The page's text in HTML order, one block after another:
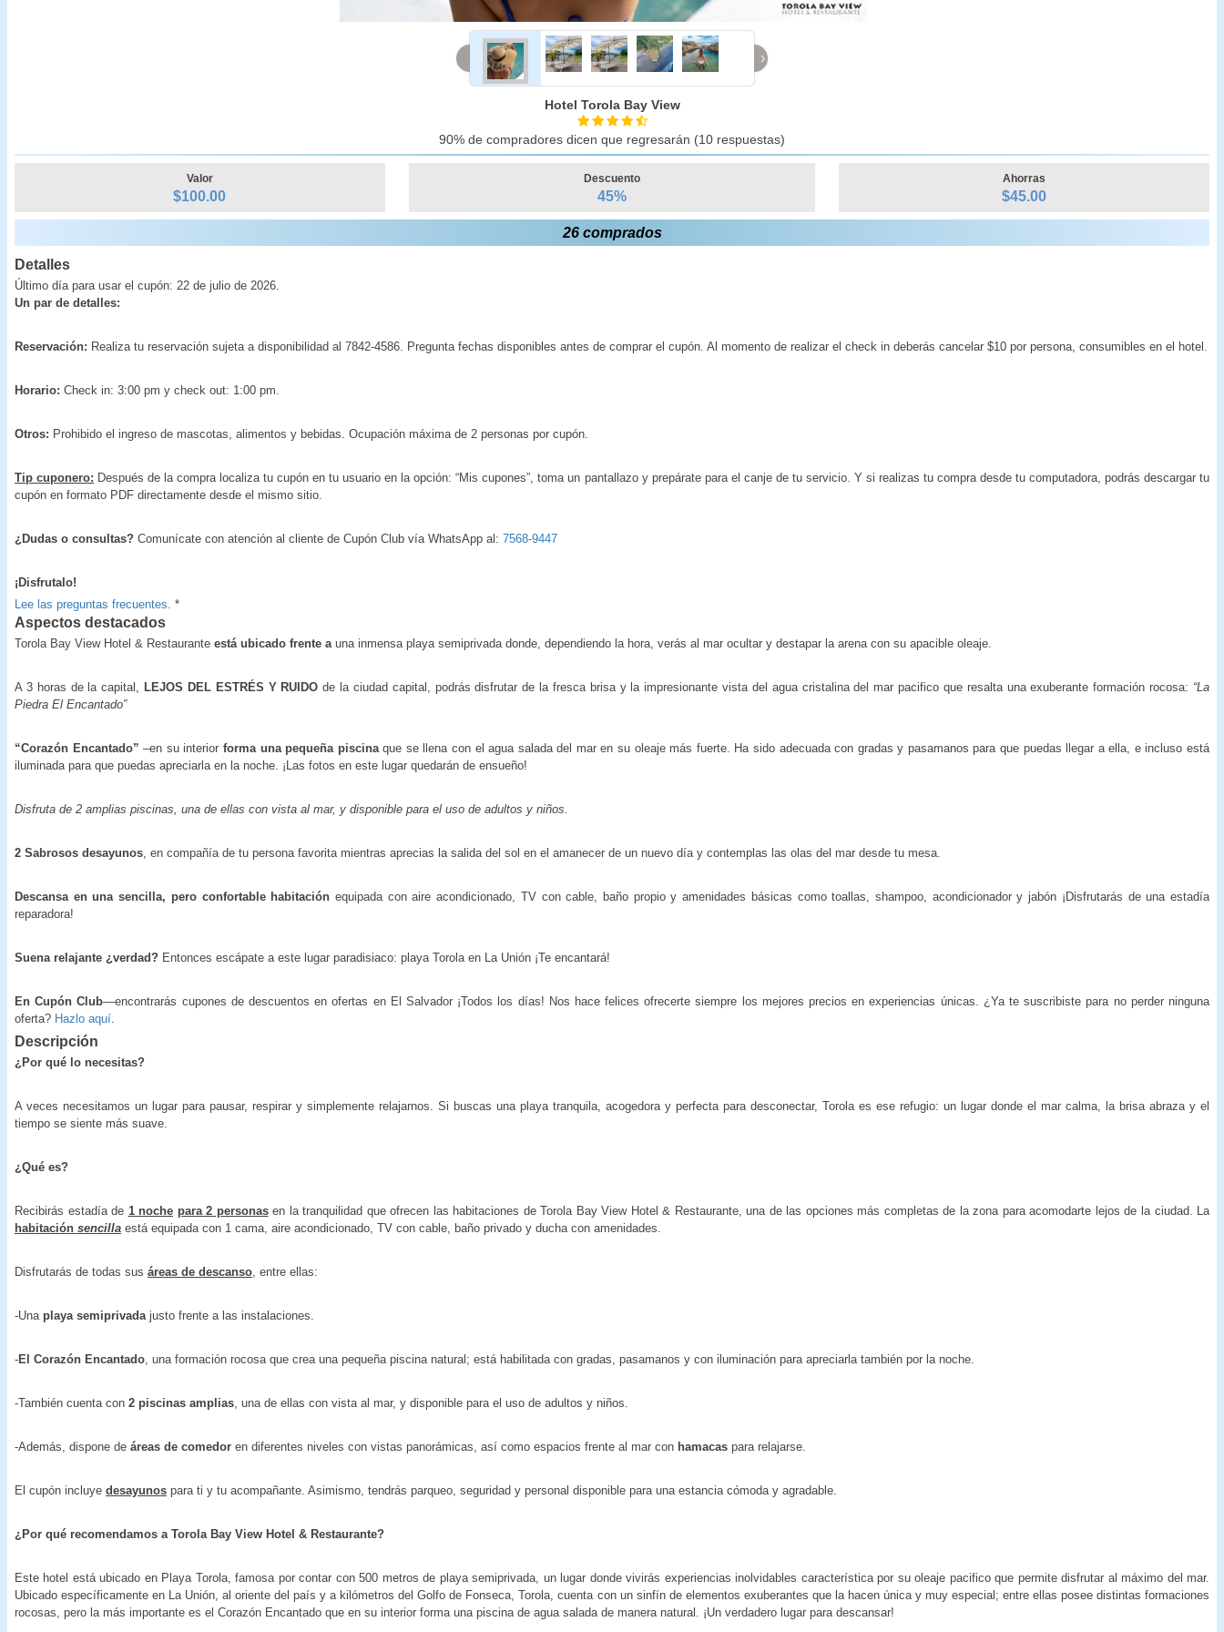
›
Hotel Torola Bay View
90% de compradores dicen que regresarán (10 respuestas)
Valor
$100.00
Descuento
45%
Ahorras
$45.00
26 comprados
Detalles
Último día para usar el cupón: 22 de julio de 2026.
Un par de detalles:
Reservación: Realiza tu reservación sujeta a disponibilidad al 7842-4586. Pregunta fechas disponibles antes de comprar el cupón. Al momento de realizar el check in deberás cancelar $10 por persona, consumibles en el hotel.
Horario: Check in: 3:00 pm y check out: 1:00 pm.
Otros: Prohibido el ingreso de mascotas, alimentos y bebidas. Ocupación máxima de 2 personas por cupón.
Tip cuponero: Después de la compra localiza tu cupón en tu usuario en la opción: “Mis cupones”, toma un pantallazo y prepárate para el canje de tu servicio. Y si realizas tu compra desde tu computadora, podrás descargar tu
cupón en formato PDF directamente desde el mismo sitio.
¿Dudas o consultas? Comunícate con atención al cliente de Cupón Club vía WhatsApp al: 7568-9447
¡Disfrutalo!
Lee las preguntas frecuentes. *
Aspectos destacados
Torola Bay View Hotel & Restaurante está ubicado frente a una inmensa playa semiprivada donde, dependiendo la hora, verás al mar ocultar y destapar la arena con su apacible oleaje.
A 3 horas de la capital, LEJOS DEL ESTRÉS Y RUIDO de la ciudad capital, podrás disfrutar de la fresca brisa y la impresionante vista del agua cristalina del mar pacifico que resalta una exuberante formación rocosa: “La
Piedra El Encantado”
“Corazón Encantado” –en su interior forma una pequeña piscinaque se llena con el agua salada del mar en su oleaje más fuerte. Ha sido adecuada con gradas y pasamanos para que puedas llegar a ella, e incluso está
iluminada para que puedas apreciarla en la noche. ¡Las fotos en este lugar quedarán de ensueño!
Disfruta de 2 amplias piscinas, una de ellas con vista al mar, y disponible para el uso de adultos y niños.
2 Sabrosos desayunos, en compañía de tu persona favorita mientras aprecias la salida del sol en el amanecer de un nuevo día y contemplas las olas del mar desde tu mesa.
Descansa en una sencilla, pero confortable habitación equipada con aire acondicionado, TV con cable, baño propio y amenidades básicas como toallas, shampoo, acondicionador y jabón ¡Disfrutarás de una estadía
reparadora!
Suena relajante ¿verdad? Entonces escápate a este lugar paradisiaco: playa Torola en La Unión ¡Te encantará!
En Cupón Club—encontrarás cupones de descuentos en ofertas en El Salvador ¡Todos los días! Nos hace felices ofrecerte siempre los mejores precios en experiencias únicas. ¿Ya te suscribiste para no perder ninguna
oferta? Hazlo aquí.
Descripción
¿Por qué lo necesitas?
A veces necesitamos un lugar para pausar, respirar y simplemente relajarnos. Si buscas una playa tranquila, acogedora y perfecta para desconectar, Torola es ese refugio: un lugar donde el mar calma, la brisa abraza y el
tiempo se siente más suave.
¿Qué es?
Recibirás estadía de 1 noche para 2 personasen la tranquilidad que ofrecen las habitaciones de Torola Bay View Hotel & Restaurante, una de las opciones más completas de la zona para acomodarte lejos de la ciudad. La
habitación sencilla está equipada con 1 cama, aire acondicionado, TV con cable, baño privado y ducha con amenidades.
Disfrutarás de todas sus áreas de descanso, entre ellas:
-Una playa semiprivadajusto frente a las instalaciones.
-El Corazón Encantado, una formación rocosa que crea una pequeña piscina natural; está habilitada con gradas, pasamanos y con iluminación para apreciarla también por la noche.
-También cuenta con 2 piscinas amplias, una de ellas con vista al mar, y disponible para el uso de adultos y niños.
-Además, dispone de áreas de comedor en diferentes niveles con vistas panorámicas, así como espacios frente al mar con hamacas para relajarse.
El cupón incluye desayunos para ti y tu acompañante. Asimismo, tendrás parqueo, seguridad y personal disponible para una estancia cómoda y agradable.
¿Por qué recomendamos a Torola Bay View Hotel & Restaurante?
Este hotel está ubicado en Playa Torola, famosa por contar con 500 metros de playa semiprivada, un lugar donde vivirás experiencias inolvidables característica por su oleaje pacifico que permite disfrutar al máximo del mar.
Ubicado específicamente en La Unión, al oriente del país y a kilómetros del Golfo de Fonseca, Torola, cuenta con un sinfín de elementos exuberantes que la hacen única y muy especial; entre ellas posee distintas formaciones
rocosas, pero la más importante es el Corazón Encantado que en su interior forma una piscina de agua salada de manera natural. ¡Un verdadero lugar para descansar!